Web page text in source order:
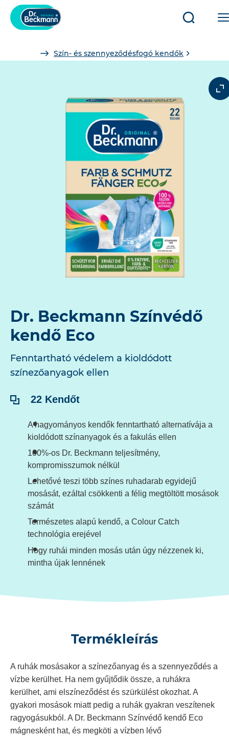
Keresés
Szín- és szennyeződésfogó kendők
Dr. Beckmann Színvédő
kendő Eco
Fenntartható védelem a kioldódott
színezőanyagok ellen
Tartalom:
22 Kendőt
A hagyományos kendők fenntartható alternatívája a
kioldódott színanyagok és a fakulás ellen
100%-os Dr. Beckmann teljesítmény,
kompromisszumok nélkül
Lehetővé teszi több színes ruhadarab egyidejű
mosását, ezáltal csökkenti a félig megtöltött mosások
számát
Természetes alapú kendő, a Colour Catch
technológia erejével
Hogy ruhái minden mosás után úgy nézzenek ki,
mintha újak lennének
Termékleírás
A ruhák mosásakor a színezőanyag és a szennyeződés a
vízbe kerülhet. Ha nem gyűjtődik össze, a ruhákra
kerülhet, ami elszíneződést és szürkülést okozhat. A
gyakori mosások miatt pedig a ruhák gyakran veszítenek
ragyogásukból. A Dr. Beckmann Színvédő kendő Eco
mágnesként hat, és megköti a vízben lévő